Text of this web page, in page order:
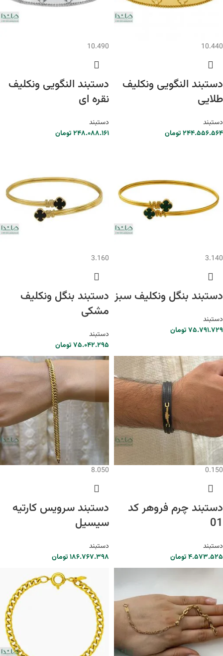
10.440
دستبند النگویی ونکلیف
طلایی
دستبند
۲۴۴.۵۵۶.۵۶۴تومان
10.490
دستبند النگویی ونکلیف
نقره ای
دستبند
۲۴۸.۰۸۸.۱۶۱تومان
3.140
دستبند بنگل ونکلیف سبز
دستبند
۷۵.۷۹۱.۷۲۹تومان
3.160
دستبند بنگل ونکلیف
مشکی
دستبند
۷۵.۰۴۲.۲۹۵تومان
0.150
دستبند چرم فروهر کد
01
دستبند
۴.۵۷۳.۵۲۵تومان
8.050
دستبند سرویس کارتیه
سیسیل
دستبند
۱۸۶.۷۶۷.۳۹۸تومان